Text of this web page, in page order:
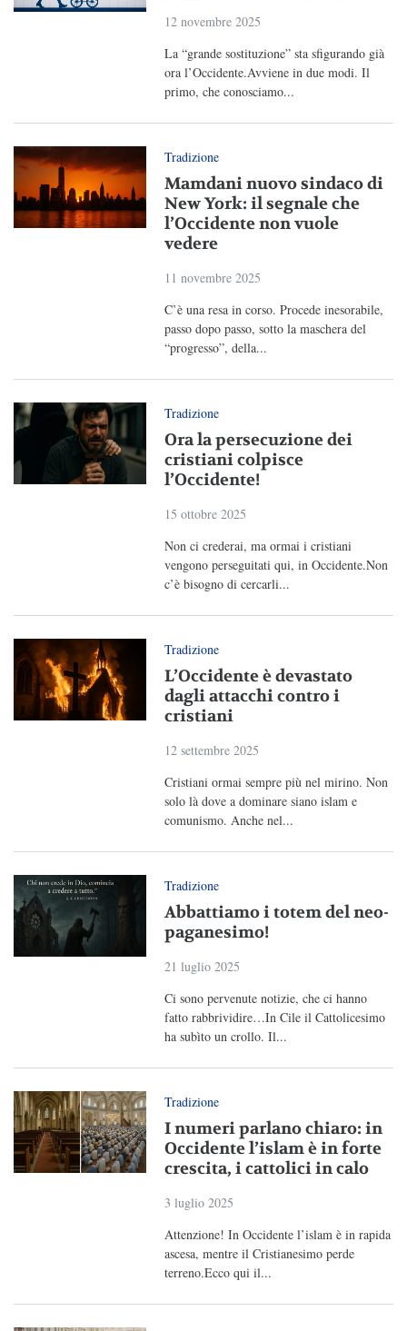
12 novembre 2025
La “grande sostituzione” sta sfigurando già
ora l’Occidente.Avviene in due modi. Il
primo, che conosciamo...
Tradizione
Mamdani nuovo sindaco di
New York: il segnale che
l’Occidente non vuole
vedere
11 novembre 2025
C’è una resa in corso. Procede inesorabile,
passo dopo passo, sotto la maschera del
“progresso”, della...
Tradizione
Ora la persecuzione dei
cristiani colpisce
l’Occidente!
15 ottobre 2025
Non ci crederai, ma ormai i cristiani
vengono perseguitati qui, in Occidente.Non
c’è bisogno di cercarli...
Tradizione
L’Occidente è devastato
dagli attacchi contro i
cristiani
12 settembre 2025
Cristiani ormai sempre più nel mirino. Non
solo là dove a dominare siano islam e
comunismo. Anche nel...
Tradizione
Abbattiamo i totem del neo-
paganesimo!
21 luglio 2025
Ci sono pervenute notizie, che ci hanno
fatto rabbrividire…In Cile il Cattolicesimo
ha subìto un crollo. Il...
Tradizione
I numeri parlano chiaro: in
Occidente l’islam è in forte
crescita, i cattolici in calo
3 luglio 2025
Attenzione! In Occidente l’islam è in rapida
ascesa, mentre il Cristianesimo perde
terreno.Ecco qui il...